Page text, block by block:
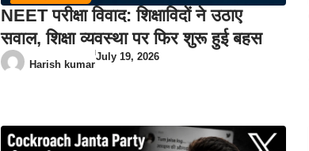
NEET परीक्षा विवाद: शिक्षाविदों ने उठाए
सवाल, शिक्षा व्यवस्था पर फिर शुरू हुई बहस
Harish kumar
July 19, 2026